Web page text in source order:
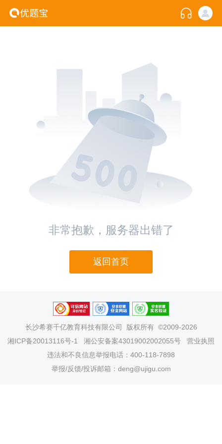
非常抱歉，服务器出错了
返回首页
长沙希赛千亿教育科技有限公司
版权所有 ©2009-2026
湘ICP备20013116号-1
湘公安备案43019002002055号
营业执照
违法和不良信息举报电话：400-118-7898
举报/反馈/投诉邮箱：deng@ujigu.com